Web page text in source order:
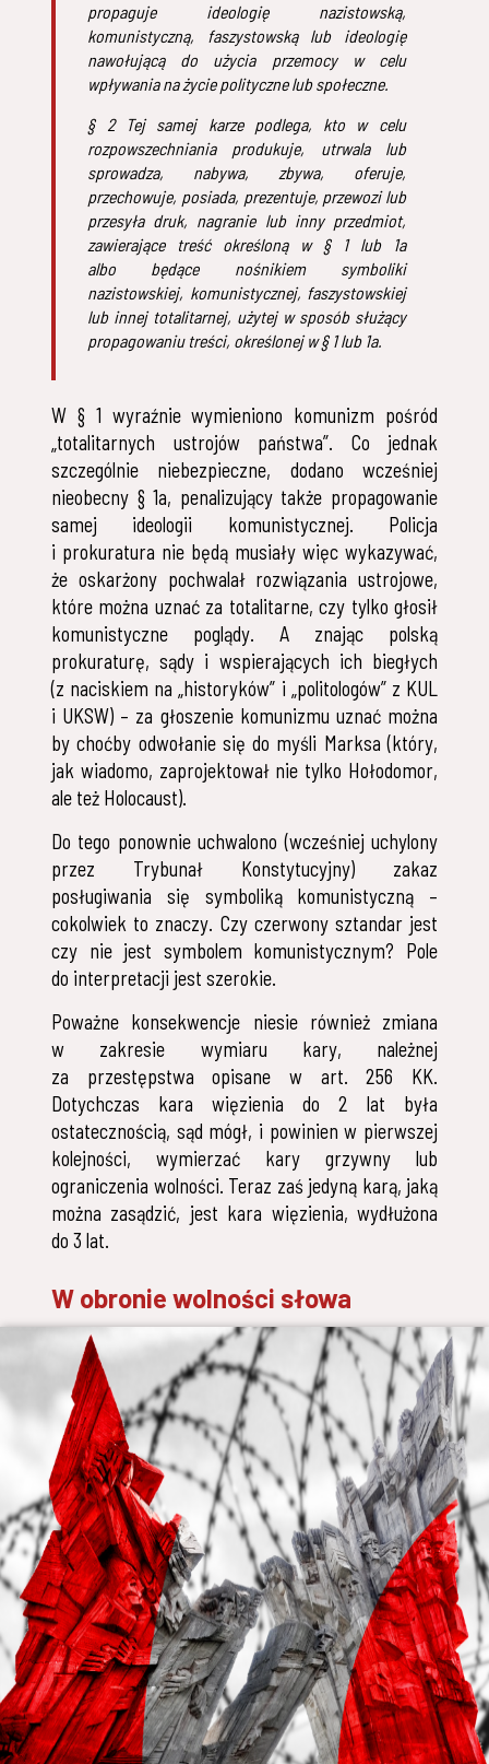
propaguje ideologię nazistowską,
komunistyczną, faszystowską lub ideologię
nawołującą do użycia przemocy w celu
wpływania na życie polityczne lub społeczne.
§ 2 Tej samej karze podlega, kto w celu
rozpowszechniania produkuje, utrwala lub
sprowadza, nabywa, zbywa, oferuje,
przechowuje, posiada, prezentuje, przewozi lub
przesyła druk, nagranie lub inny przedmiot,
zawierające treść określoną w § 1 lub 1a
albo będące nośnikiem symboliki
nazistowskiej, komunistycznej, faszystowskiej
lub innej totalitarnej, użytej w sposób służący
propagowaniu treści, określonej w § 1 lub 1a.
W § 1 wyraźnie wymieniono komunizm pośród
„totalitarnych ustrojów państwa”. Co jednak
szczególnie niebezpieczne, dodano wcześniej
nieobecny § 1a, penalizujący także propagowanie
samej ideologii komunistycznej. Policja
i prokuratura nie będą musiały więc wykazywać,
że oskarżony pochwalał rozwiązania ustrojowe,
które można uznać za totalitarne, czy tylko głosił
komunistyczne poglądy. A znając polską
prokuraturę, sądy i wspierających ich biegłych
(z naciskiem na „historyków” i „politologów” z KUL
i UKSW) – za głoszenie komunizmu uznać można
by choćby odwołanie się do myśli Marksa (który,
jak wiadomo, zaprojektował nie tylko Hołodomor,
ale też Holocaust).
Do tego ponownie uchwalono (wcześniej uchylony
przez Trybunał Konstytucyjny) zakaz
posługiwania się symboliką komunistyczną –
cokolwiek to znaczy. Czy czerwony sztandar jest
czy nie jest symbolem komunistycznym? Pole
do interpretacji jest szerokie.
Poważne konsekwencje niesie również zmiana
w zakresie wymiaru kary, należnej
za przestępstwa opisane w art. 256 KK.
Dotychczas kara więzienia do 2 lat była
ostatecznością, sąd mógł, i powinien w pierwszej
kolejności, wymierzać kary grzywny lub
ograniczenia wolności. Teraz zaś jedyną karą, jaką
można zasądzić, jest kara więzienia, wydłużona
do 3 lat.
W obronie wolności słowa